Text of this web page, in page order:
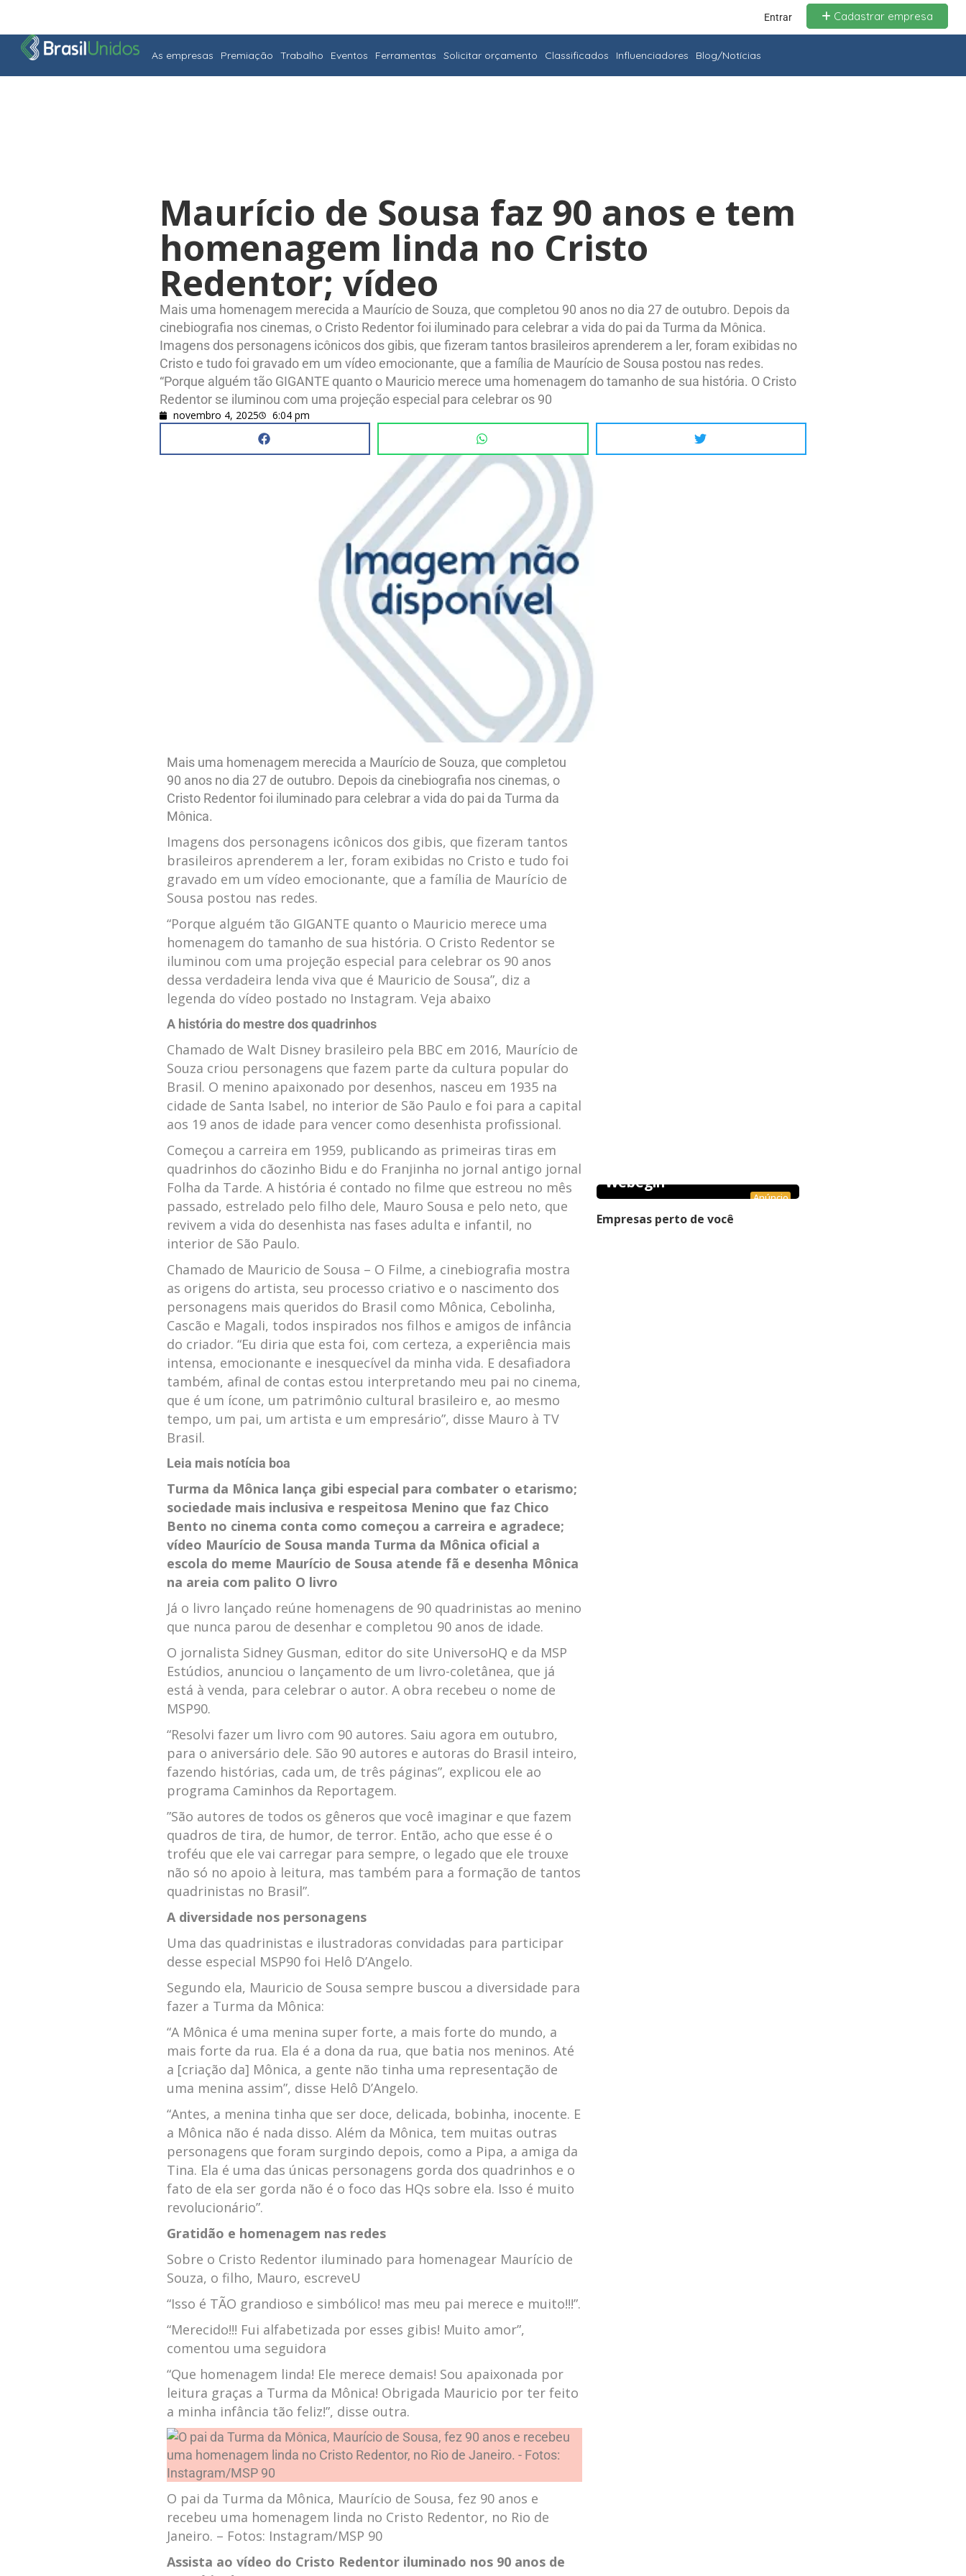
Entrar Cadastrar empresa
As empresas Premiação Trabalho Eventos Ferramentas Solicitar orçamento Classificados Influenciadores Blog/Notícias
Maurício de Sousa faz 90 anos e tem
homenagem linda no Cristo
Redentor; vídeo
Mais uma homenagem merecida a Maurício de Souza, que completou 90 anos no dia 27 de outubro. Depois da
cinebiografia nos cinemas, o Cristo Redentor foi iluminado para celebrar a vida do pai da Turma da Mônica.
Imagens dos personagens icônicos dos gibis, que fizeram tantos brasileiros aprenderem a ler, foram exibidas no
Cristo e tudo foi gravado em um vídeo emocionante, que a família de Maurício de Sousa postou nas redes.
“Porque alguém tão GIGANTE quanto o Mauricio merece uma homenagem do tamanho de sua história. O Cristo
Redentor se iluminou com uma projeção especial para celebrar os 90
novembro 4, 2025 6:04 pm
Mais uma homenagem merecida a Maurício de Souza, que completou
90 anos no dia 27 de outubro. Depois da cinebiografia nos cinemas, o
Cristo Redentor foi iluminado para celebrar a vida do pai da Turma da
Mônica.
Imagens dos personagens icônicos dos gibis, que fizeram tantos
brasileiros aprenderem a ler, foram exibidas no Cristo e tudo foi
gravado em um vídeo emocionante, que a família de Maurício de
Sousa postou nas redes.
“Porque alguém tão GIGANTE quanto o Mauricio merece uma
homenagem do tamanho de sua história. O Cristo Redentor se
iluminou com uma projeção especial para celebrar os 90 anos
dessa verdadeira lenda viva que é Mauricio de Sousa”, diz a
legenda do vídeo postado no Instagram. Veja abaixo
A história do mestre dos quadrinhos
Chamado de Walt Disney brasileiro pela BBC em 2016, Maurício de
Souza criou personagens que fazem parte da cultura popular do
Brasil. O menino apaixonado por desenhos, nasceu em 1935 na
cidade de Santa Isabel, no interior de São Paulo e foi para a capital
aos 19 anos de idade para vencer como desenhista profissional.
Começou a carreira em 1959, publicando as primeiras tiras em
quadrinhos do cãozinho Bidu e do Franjinha no jornal antigo jornal
Folha da Tarde. A história é contado no filme que estreou no mês
passado, estrelado pelo filho dele, Mauro Sousa e pelo neto, que
revivem a vida do desenhista nas fases adulta e infantil, no
interior de São Paulo.
Chamado de Mauricio de Sousa – O Filme, a cinebiografia mostra
as origens do artista, seu processo criativo e o nascimento dos
personagens mais queridos do Brasil como Mônica, Cebolinha,
Cascão e Magali, todos inspirados nos filhos e amigos de infância
do criador. “Eu diria que esta foi, com certeza, a experiência mais
intensa, emocionante e inesquecível da minha vida. E desafiadora
também, afinal de contas estou interpretando meu pai no cinema,
que é um ícone, um patrimônio cultural brasileiro e, ao mesmo
tempo, um pai, um artista e um empresário”, disse Mauro à TV
Brasil.
Leia mais notícia boa
Turma da Mônica lança gibi especial para combater o etarismo;
sociedade mais inclusiva e respeitosa Menino que faz Chico
Bento no cinema conta como começou a carreira e agradece;
vídeo Maurício de Sousa manda Turma da Mônica oficial a
escola do meme Maurício de Sousa atende fã e desenha Mônica
na areia com palito O livro
Já o livro lançado reúne homenagens de 90 quadrinistas ao menino
que nunca parou de desenhar e completou 90 anos de idade.
O jornalista Sidney Gusman, editor do site UniversoHQ e da MSP
Estúdios, anunciou o lançamento de um livro-coletânea, que já
está à venda, para celebrar o autor. A obra recebeu o nome de
MSP90.
“Resolvi fazer um livro com 90 autores. Saiu agora em outubro,
para o aniversário dele. São 90 autores e autoras do Brasil inteiro,
fazendo histórias, cada um, de três páginas”, explicou ele ao
programa Caminhos da Reportagem.
”São autores de todos os gêneros que você imaginar e que fazem
quadros de tira, de humor, de terror. Então, acho que esse é o
troféu que ele vai carregar para sempre, o legado que ele trouxe
não só no apoio à leitura, mas também para a formação de tantos
quadrinistas no Brasil”.
A diversidade nos personagens
Uma das quadrinistas e ilustradoras convidadas para participar
desse especial MSP90 foi Helô D’Angelo.
Segundo ela, Mauricio de Sousa sempre buscou a diversidade para
fazer a Turma da Mônica:
“A Mônica é uma menina super forte, a mais forte do mundo, a
mais forte da rua. Ela é a dona da rua, que batia nos meninos. Até
a [criação da] Mônica, a gente não tinha uma representação de
uma menina assim”, disse Helô D’Angelo.
“Antes, a menina tinha que ser doce, delicada, bobinha, inocente. E
a Mônica não é nada disso. Além da Mônica, tem muitas outras
personagens que foram surgindo depois, como a Pipa, a amiga da
Tina. Ela é uma das únicas personagens gorda dos quadrinhos e o
fato de ela ser gorda não é o foco das HQs sobre ela. Isso é muito
revolucionário”.
Gratidão e homenagem nas redes
Sobre o Cristo Redentor iluminado para homenagear Maurício de
Souza, o filho, Mauro, escreveU
“Isso é TÃO grandioso e simbólico! mas meu pai merece e muito!!!”.
“Merecido!!! Fui alfabetizada por esses gibis! Muito amor”,
comentou uma seguidora
“Que homenagem linda! Ele merece demais! Sou apaixonada por
leitura graças a Turma da Mônica! Obrigada Mauricio por ter feito
a minha infância tão feliz!”, disse outra.
O pai da Turma da Mônica, Maurício de Sousa, fez 90 anos e
recebeu uma homenagem linda no Cristo Redentor, no Rio de
Janeiro. – Fotos: Instagram/MSP 90
Assista ao vídeo do Cristo Redentor iluminado nos 90 anos de
Anúncio
Webegin
Empresas perto de você